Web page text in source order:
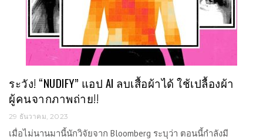
ระวัง! “NUDIFY” แอป AI ลบเสื้อผ้าได้ ใช้เปลื้องผ้า
ผู้คนจากภาพถ่าย!!
29 ธันวาคม, 2023
เมื่อไม่นานมานี้นักวิจัยจาก Bloomberg ระบุว่า ตอนนี้กำลังมี